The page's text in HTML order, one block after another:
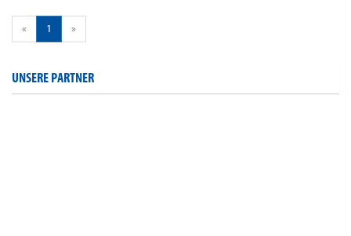
« 1 »
UNSERE PARTNER